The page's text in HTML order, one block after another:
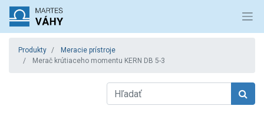
Produkty
Meracie prístroje
Merač krútiaceho momentu KERN DB 5-3